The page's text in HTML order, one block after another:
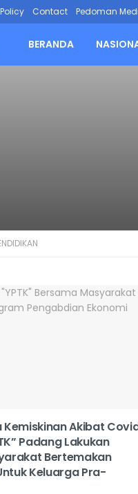
Contact Pedoman
BERANDA
Kemiskinan Akibat
Padang Lakukan
Bertemakan
Keluarga Pra-